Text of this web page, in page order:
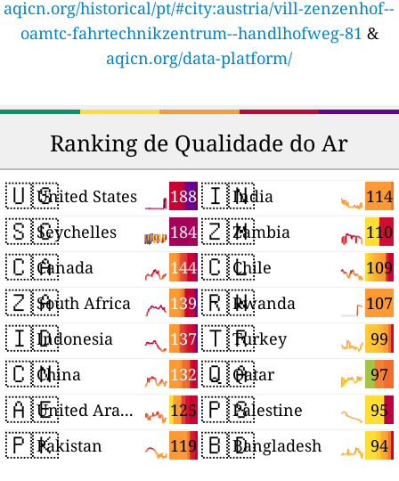
aqicn.org/historical/pt/#city:austria/vill-zenzenhof--
oamtc-fahrtechnikzentrum--handlhofweg-81 &
aqicn.org/data-platform/
Ranking de Qualidade do Ar
🇺🇸 188
United States
🇸🇨 184
Seychelles
🇨🇦 144
Canada
🇿🇦 139
South Africa
🇮🇩 137
Indonesia
🇨🇳 132
China
🇦🇪 125
United Arab Emirates
🇵🇰 119
Pakistan
🇮🇳 114
India
🇿🇲 110
Zambia
🇨🇱 109
Chile
🇷🇼 107
Rwanda
🇹🇷 99
Turkey
🇶🇦 97
Qatar
🇵🇸 95
Palestine
🇧🇩 94
Bangladesh